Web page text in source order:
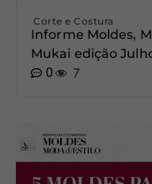
Corte e Costura
Informe Moldes,
Mukai edição
0
7